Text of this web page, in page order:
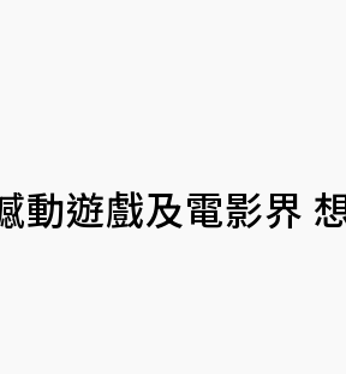
動遊戲及電影界